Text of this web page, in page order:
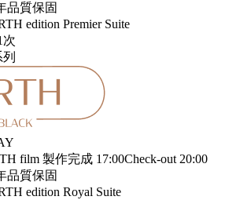
品質保固
edition Premier Suite
次
film 製作完成 17:00Check-out 20:00
品質保固
edition Royal Suite